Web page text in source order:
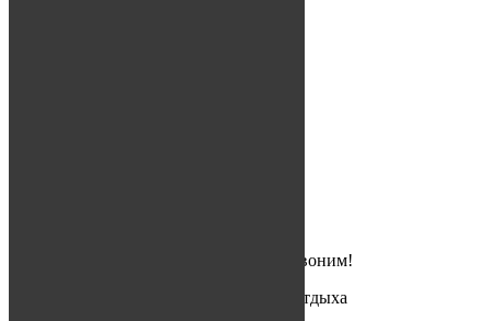
Оставьте свой телефон и мы вам перезвоним!
© 2019 «Венеция на Каспии» — База отдыха